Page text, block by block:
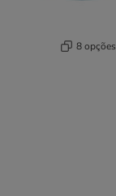
8 opções